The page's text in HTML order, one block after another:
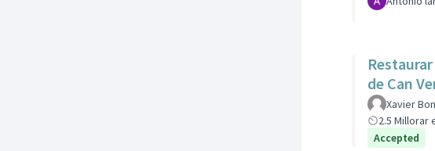
de Can
Xavier
2.5 Millorar
Accepted